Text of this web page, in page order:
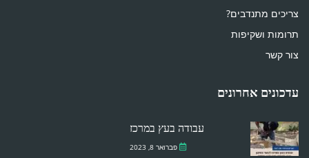
צריכים מתנדבים?
תרומות ושקיפות
צור קשר
עדכונים אחרונים
עבודה בעץ במרכז
פברואר 8, 2023